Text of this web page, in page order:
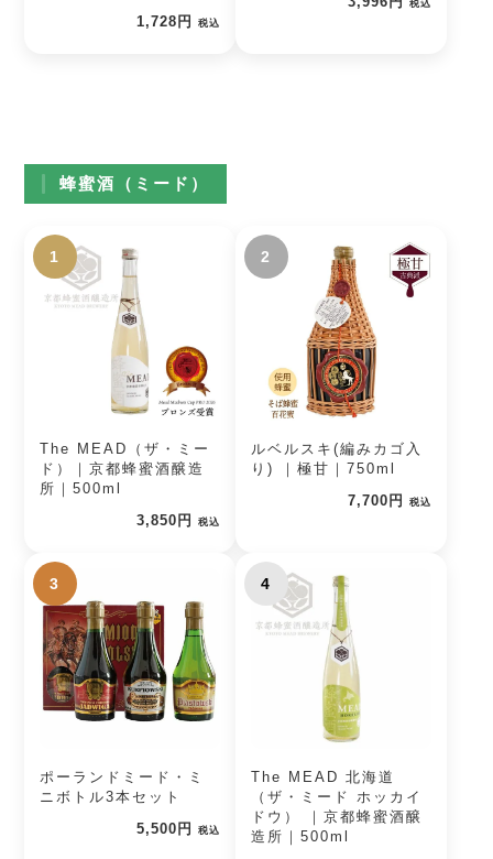
1,728円 税込
税込
蜂蜜酒（ミード）
1
The MEAD（ザ・ミー
ド）｜京都蜂蜜酒醸造
所｜500ml
3,850円
税込
2
ルベルスキ(編みカゴ入
り) ｜極甘｜750ml
7,700円
税込
3
ポーランドミード・ミ
ニボトル3本セット
5,500円
税込
4
The MEAD 北海道
（ザ・ミード ホッカイ
ドウ） ｜京都蜂蜜酒醸
造所｜500ml